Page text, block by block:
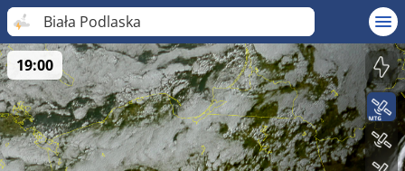
Biała Podlaska
19:00